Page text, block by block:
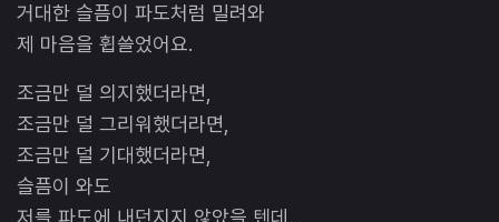
거대한 슬픔이 파도처럼 밀려와
제 마음을 휩쓸었어요.
조금만 덜 의지했더라면,
조금만 덜 그리워했더라면,
조금만 덜 기대했더라면,
슬픔이 와도
저를 파도에 내던지지 않았을 텐데...